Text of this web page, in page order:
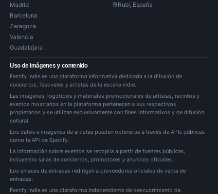
Madrid
Barcelona
Zaragoza
Valencia
Guadalajara
Rubí, España
Uso de imágenes y contenido
Festify Indie es una plataforma informativa dedicada a la difusión de
conciertos, festivales y artistas de la escena indie.
Las imágenes, logotipos y materiales promocionales de artistas, recintos y
eventos mostrados en la plataforma pertenecen a sus respectivos
propietarios y se utilizan exclusivamente con fines informativos y de difusión
cultural.
Los datos e imágenes de artistas pueden obtenerse a través de APIs públicas
como la API de Spotify.
La información sobre eventos se recopila a partir de fuentes públicas,
incluyendo salas de conciertos, promotores y anuncios oficiales.
Los enlaces de entradas redirigen a proveedores oficiales de venta de
entradas.
Festify Indie es una plataforma independiente de descubrimiento de